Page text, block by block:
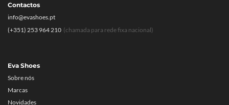
Eva Shoes
Sobre nós
Marcas
Novidades
Contactos
info@evashoes.pt
(+351) 253 964 210 (chamada para rede fixa nacional)